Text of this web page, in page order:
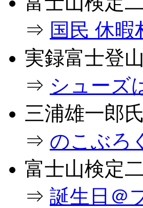
⇒ 国民 休暇
実録富士登
⇒ シューズ
三浦雄一郎
⇒ のこぶろ
富士山検定
⇒ 誕生日＠